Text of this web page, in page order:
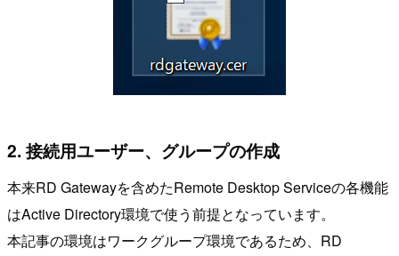
2. 接続用ユーザー、グループの作成
本来RD Gatewayを含めたRemote Desktop Serviceの各機能
はActive Directory環境で使う前提となっています。
本記事の環境はワークグループ環境であるため、RD